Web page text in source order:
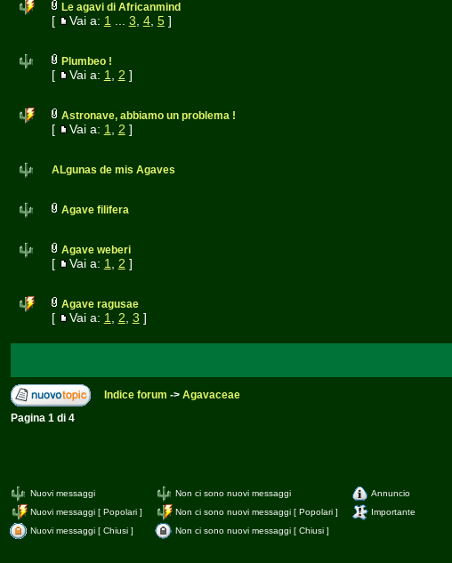
Le agavi di Africanmind
[ Vai a: 1 3 4, 5]
Plumbeo !
[ Vai a: 1 2 ]
Astronave, abbiamo un problema !
[ Vai a: 1 2 ]
ALgunas de mis Agaves
Agave filifera
Agave weberi
[ Vai a: 1 2 ]
Agave ragusae
[ Vai a: 1 2 3 ]
Indice forum -> Agavaceae
Pagina 1 di 4
Nuovi messaggi Non ci sono nuovi messaggi
Annuncio
Nuovi messaggi [ Popolari ]
Non ci sono nuovi messaggi [ Popolari ]
Importante
Nuovi messaggi [ Chiusi ]
Non ci sono nuovi messaggi [ Chiusi ]